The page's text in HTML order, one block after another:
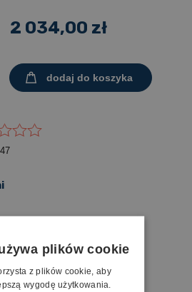
2 034,00 zł
dodaj do koszyka
plików cookie
z plików cookie, aby
wygodę użytkowania.